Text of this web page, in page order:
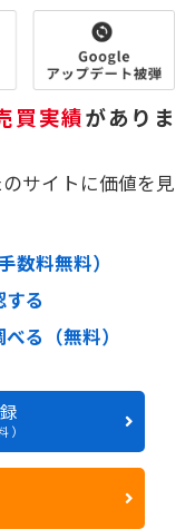
買実績がありま
サイトに価値を見
数料無料）
る
る（無料）
）